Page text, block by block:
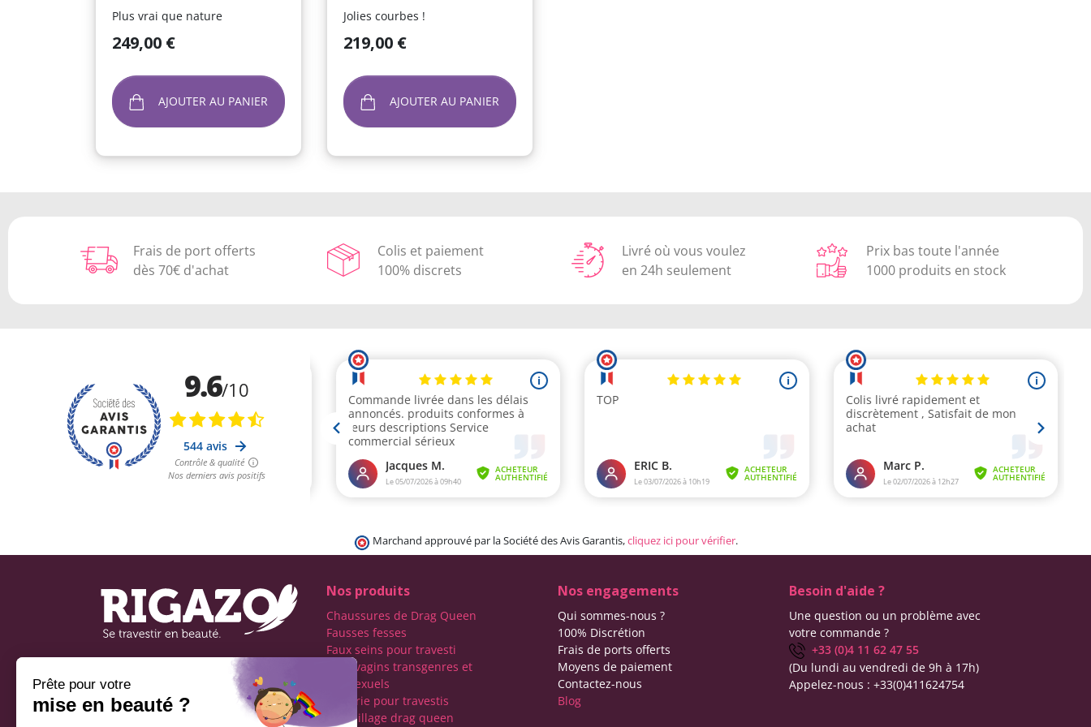
Plus vrai que nature
Prix
249,00 €
AJOUTER AU PANIER
Jolies courbes !
Prix
219,00 €
AJOUTER AU PANIER
Frais de port offerts
dès 70€ d'achat
Colis et paiement
100% discrets
Livré où vous voulez
en 24h seulement
Prix bas toute l'année
1000 produits en stock
Marchand approuvé par la Société des Avis Garantis,cliquez ici pour vérifier.
française spécialisée dans
le travestissement de
Nos produits
Chaussures de Drag Queen
Fausses fesses
Faux seins pour travesti
Faux vagins transgenres et
transexuels
Lingerie pour travestis
Maquillage drag queen
Nos engagements
Qui sommes-nous ?
100% Discrétion
Frais de ports offerts
Moyens de paiement
Contactez-nous
Blog
Besoin d'aide ?
Une question ou un problème avec
votre commande ?
+33 (0)4 11 62 47 55
(Du lundi au vendredi de 9h à 17h)
Appelez-nous : +33(0)411624754